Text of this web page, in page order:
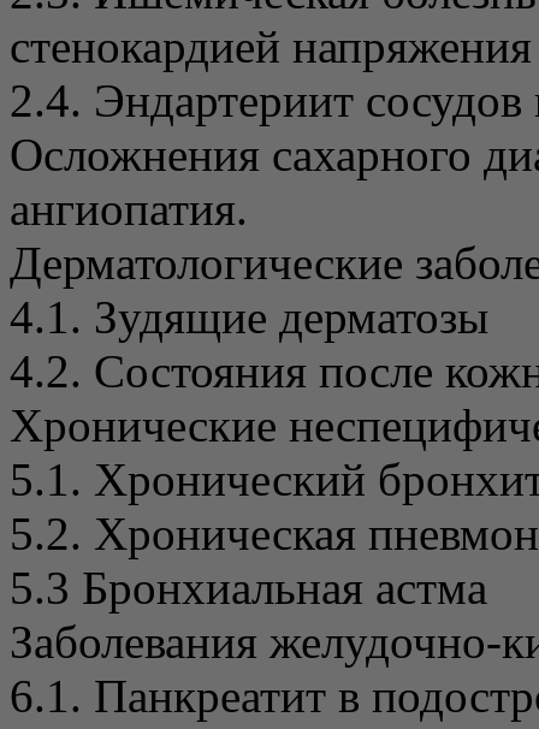
стенокардией напряжения
2.4. Эндартериит
Осложнения сахарного
ангиопатия.
Дерматологические
4.1. Зудящие дерматозы
4.2. Состояния после
Хронические
5.1. Хронический
5.2. Хроническая
5.3 Бронхиальная астма
Заболевания желудочно-
6.1. Панкреатит в